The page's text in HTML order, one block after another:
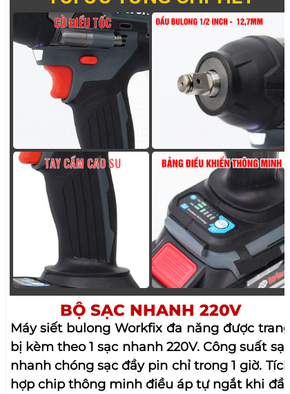
BỘ SẠC NHANH 220V
Máy siết bulong Workfix đa năng được trang
bị kèm theo 1 sạc nhanh 220V. Công suất sạc
nhanh chóng sạc đầy pin chỉ trong 1 giờ. Tích
hợp chip thông minh điều áp tự ngắt khi đầy
pin đảm bảo an toàn và gia tăng tuổi thọ pin